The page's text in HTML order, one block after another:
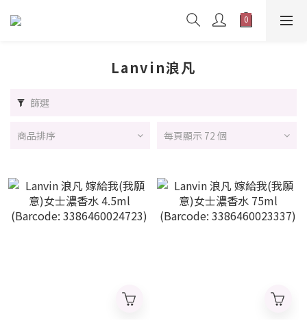
Lanvin浪凡
篩選
商品排序 每頁顯示 72 個